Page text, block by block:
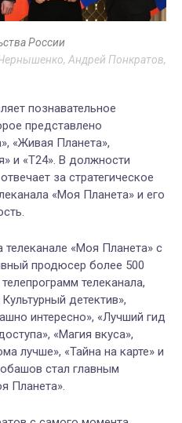
России
Андрей Понкратов,
познавательное
представлено
«Живая Планета»,
и «Т24». В должности
за стратегическое
«Моя Планета» и его
«Моя Планета» с
продюсер более 500
телеканала,
детектив»,
интересно», «Лучший гид
«Магия вкуса»,
лучше», «Тайна на карте» и
стал главным
Планета».